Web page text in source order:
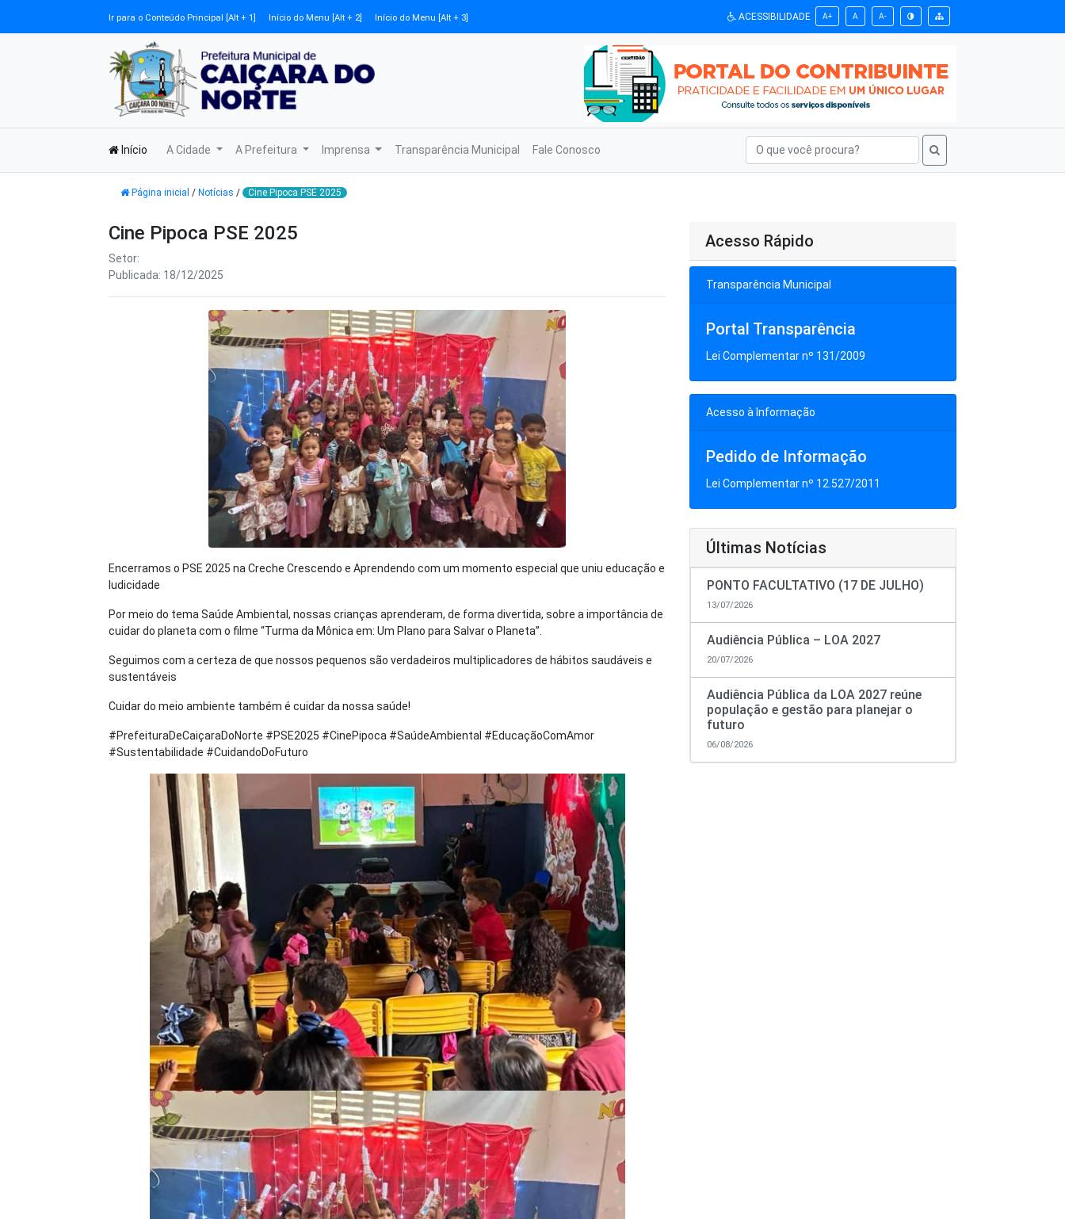
Ir para o Conteúdo Principal [Alt + 1] Início do Menu [Alt + 2] Início do Menu [Alt + 3] ACESSIBILIDADE A+ A A-
Início A Cidade A Prefeitura Imprensa Transparência Municipal Fale Conosco
Página inicial / Notícias / Cine Pipoca PSE 2025
Cine Pipoca PSE 2025
Setor:
Publicada: 18/12/2025
Encerramos o PSE 2025 na Creche Crescendo e Aprendendo com um momento especial que uniu educação e
ludicidade
Por meio do tema Saúde Ambiental, nossas crianças aprenderam, de forma divertida, sobre a importância de
cuidar do planeta com o filme “Turma da Mônica em: Um Plano para Salvar o Planeta”.
Seguimos com a certeza de que nossos pequenos são verdadeiros multiplicadores de hábitos saudáveis e
sustentáveis
Cuidar do meio ambiente também é cuidar da nossa saúde!
#PrefeituraDeCaiçaraDoNorte #PSE2025 #CinePipoca #SaúdeAmbiental #EducaçãoComAmor
#Sustentabilidade #CuidandoDoFuturo
Acesso Rápido
Transparência Municipal
Portal Transparência
Lei Complementar nº 131/2009
Acesso à Informação
Pedido de Informação
Lei Complementar nº 12.527/2011
Últimas Notícias
PONTO FACULTATIVO (17 DE JULHO)
13/07/2026
Audiência Pública – LOA 2027
20/07/2026
Audiência Pública da LOA 2027 reúne
população e gestão para planejar o
futuro
06/08/2026